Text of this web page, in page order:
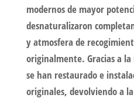
modernos de mayor
desnaturalizaron
y atmosfera de
originalmente. Gracias a
se han restaurado e
originales, devolviendo a